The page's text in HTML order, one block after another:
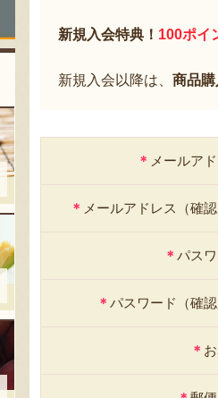
新規入会特典！ 100ポイ
新規入会以降は、 商品
＊ メールア
＊ メールアドレス（確認
＊ パス
＊ パスワード（確認
＊